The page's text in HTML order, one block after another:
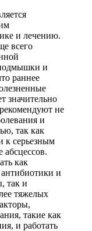
и лечению.
всего
и
раннее
значительно
не
и
так как
к серьезным
абсцессов.
как
и
так и
тяжелых
такие как
и работать